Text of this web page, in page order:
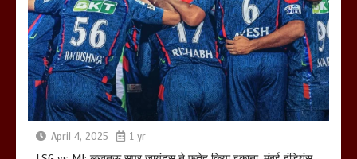
April 4, 2025 1 yr